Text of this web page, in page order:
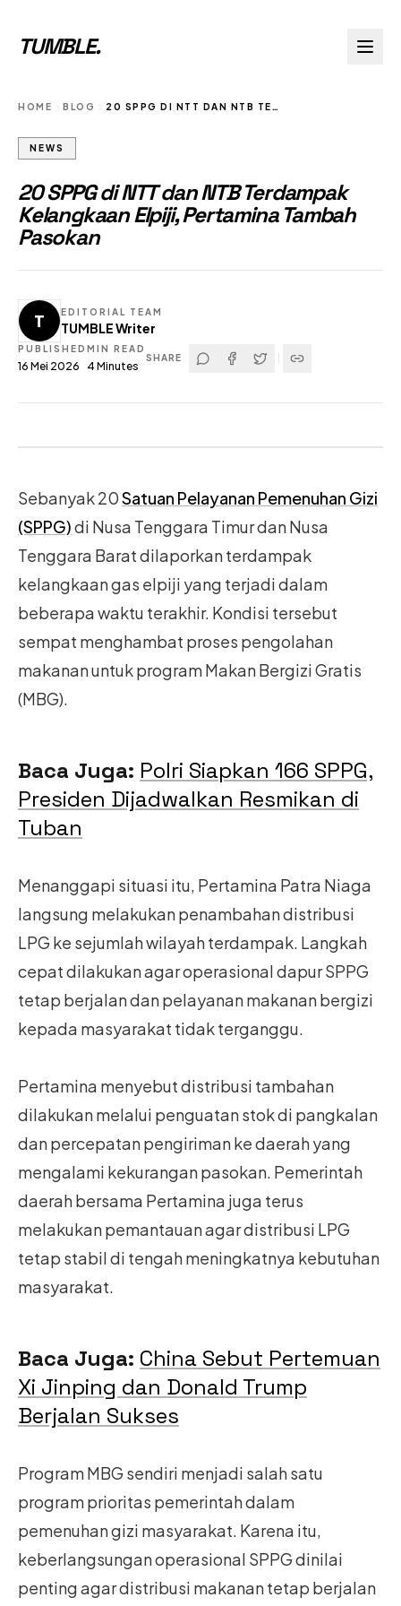
TUMBLE.
HOME BLOG 20 SPPG DI NTT DAN NTB TERDAMPAK KELANGKAAN ELPIJI PERTAMINA TAMBAH PASOKAN
NEWS
20 SPPG di NTT dan NTB Terdampak
Kelangkaan Elpiji, Pertamina Tambah
Pasokan
T EDITORIAL TEAM
TUMBLE Writer
PUBLISHED
16 Mei 2026
MIN READ
4 Minutes
SHARE
Sebanyak 20Satuan Pelayanan Pemenuhan Gizi
(SPPG)di Nusa Tenggara Timur dan Nusa
Tenggara Barat dilaporkan terdampak
kelangkaan gas elpiji yang terjadi dalam
beberapa waktu terakhir. Kondisi tersebut
sempat menghambat proses pengolahan
makanan untuk program Makan Bergizi Gratis
(MBG).
Baca Juga: Polri Siapkan 166 SPPG,
Presiden Dijadwalkan Resmikan di
Tuban
Menanggapi situasi itu, Pertamina Patra Niaga
langsung melakukan penambahan distribusi
LPG ke sejumlah wilayah terdampak. Langkah
cepat dilakukan agar operasional dapur SPPG
tetap berjalan dan pelayanan makanan bergizi
kepada masyarakat tidak terganggu.
Pertamina menyebut distribusi tambahan
dilakukan melalui penguatan stok di pangkalan
dan percepatan pengiriman ke daerah yang
mengalami kekurangan pasokan. Pemerintah
daerah bersama Pertamina juga terus
melakukan pemantauan agar distribusi LPG
tetap stabil di tengah meningkatnya kebutuhan
masyarakat.
Baca Juga: China Sebut Pertemuan
Xi Jinping dan Donald Trump
Berjalan Sukses
Program MBG sendiri menjadi salah satu
program prioritas pemerintah dalam
pemenuhan gizi masyarakat. Karena itu,
keberlangsungan operasional SPPG dinilai
penting agar distribusi makanan tetap berjalan